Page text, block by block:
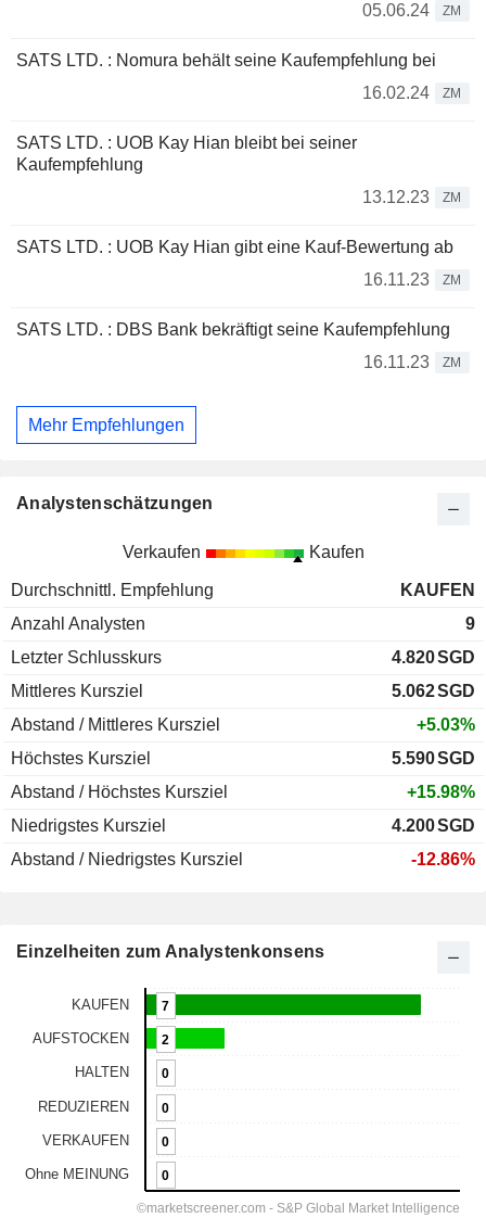
05.06.24
ZM
SATS LTD. : Nomura behält seine Kaufempfehlung bei
16.02.24
ZM
SATS LTD. : UOB Kay Hian bleibt bei seiner
Kaufempfehlung
13.12.23
ZM
SATS LTD. : UOB Kay Hian gibt eine Kauf-Bewertung ab
16.11.23
ZM
SATS LTD. : DBS Bank bekräftigt seine Kaufempfehlung
16.11.23
ZM
Mehr Empfehlungen
Analystenschätzungen
Verkaufen Kaufen
Durchschnittl. Empfehlung
KAUFEN
Anzahl Analysten
9
Letzter Schlusskurs
4.820SGD
Mittleres Kursziel
5.062SGD
Abstand / Mittleres Kursziel
+5.03%
Höchstes Kursziel
5.590SGD
Abstand / Höchstes Kursziel
+15.98%
Niedrigstes Kursziel
4.200SGD
Abstand / Niedrigstes Kursziel
-12.86%
Einzelheiten zum Analystenkonsens